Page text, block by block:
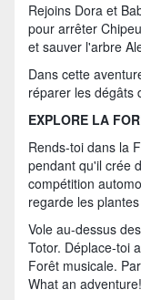
Rejoins Dora et
pour arrêter
et sauver l'arbre
Dans cette
réparer les dégâts
EXPLORE LA
Rends-toi dans la
pendant qu'il crée
compétition
regarde les
Vole au-dessus
Totor. Déplace-toi
Forêt musicale.
What an adventure!